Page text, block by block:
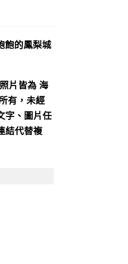
的鳳梨城
片皆為海
有，未經
字、圖片任
結代替複